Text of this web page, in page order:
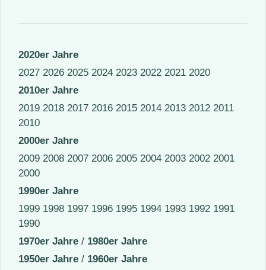
2020er Jahre
2027 2026 2025 2024 2023 2022 2021 2020
2010er Jahre
2019 2018 2017 2016 2015 2014 2013 2012 2011
2010
2000er Jahre
2009 2008 2007 2006 2005 2004 2003 2002 2001
2000
1990er Jahre
1999 1998 1997 1996 1995 1994 1993 1992 1991
1990
1970er Jahre / 1980er Jahre
1950er Jahre / 1960er Jahre